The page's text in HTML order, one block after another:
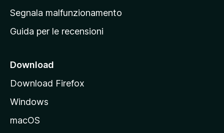
r
n
i
a
l
Segnala malfunzionamento
Guida per le recensioni
Download
Download Firefox
Windows
macOS